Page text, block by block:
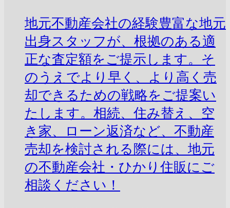
地元不動産会社の経験豊富な地元
出身スタッフが、根拠のある適
正な査定額をご提示します。そ
のうえでより早く、より高く売
却できるための戦略をご提案い
たします。相続、住み替え、空
き家、ローン返済など、不動産
売却を検討される際には、地元
の不動産会社・ひかり住販にご
相談ください！